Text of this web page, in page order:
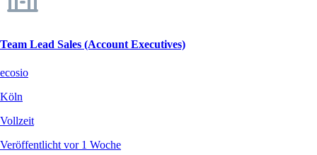
Team Lead Sales (Account Executives)
ecosio
Köln
Vollzeit
Veröffentlicht vor 1 Woche